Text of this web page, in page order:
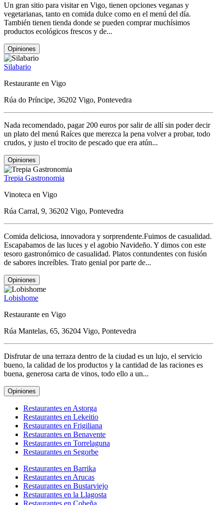
Un gran sitio para visitar en Vigo, tienen opciones veganas y
vegetarianas, tanto en comida dulce como en el menú del día.
También tienen tienda donde se pueden comprar muchísimos
productos ecológicos frescos y de...
Opiniones
Silabario
Restaurante en Vigo
Rúa do Príncipe, 36202 Vigo, Pontevedra
Nada recomendado, pagar 200 euros por salir de allí sin poder decir
un plato del menú Raíces que merezca la pena volver a probar, todo
crudos, y justo el trocito de pescado que era atún...
Opiniones
Trepia Gastronomia
Vinoteca en Vigo
Rúa Carral, 9, 36202 Vigo, Pontevedra
Comida deliciosa, innovadora y sorprendente.Fuimos de casualidad.
Escapabamos de las luces y el agobio Navideño. Y dimos con este
tesoro gastronómico de casualidad. Platos contundentes con fusión
de sabores increíbles. Trato genial por parte de...
Opiniones
Lobishome
Restaurante en Vigo
Rúa Mantelas, 65, 36204 Vigo, Pontevedra
Disfrutar de una terraza dentro de la ciudad es un lujo, el servicio
bueno, la calidad de los productos y la cantidad de las raciones es
buena, generosa carta de vinos, todo ello a un...
Opiniones
Restaurantes en Astorga
Restaurantes en Lekeitio
Restaurantes en Frigiliana
Restaurantes en Benavente
Restaurantes en Torrelaguna
Restaurantes en Segorbe
Restaurantes en Barrika
Restaurantes en Arucas
Restaurantes en Bustarviejo
Restaurantes en la Llagosta
Restaurantes en Cobeña